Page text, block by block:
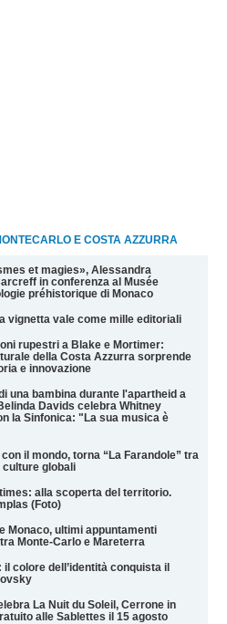
E COSTA AZZURRA
et magies», Alessandra
in conferenza al Musée
préhistorique di Monaco
vignetta vale come mille editoriali
rupestri a Blake e Mortimer:
della Costa Azzurra sorprende
e innovazione
una bambina durante l'apartheid a
Davids celebra Whitney
la Sinfonica: "La sua musica è
con il mondo, torna “La Farandole” tra
culture globali
alla scoperta del territorio.
(Foto)
Monaco, ultimi appuntamenti
Monte-Carlo e Mareterra
colore dell’identità conquista il
La Nuit du Soleil, Cerrone in
alle Sablettes il 15 agosto